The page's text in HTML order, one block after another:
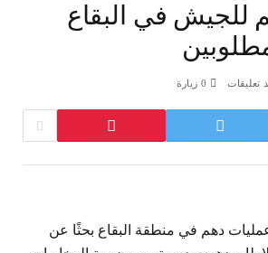
للجيش في البقاع
تعليقات 0 زيارة
دهم في منطقة البقاع بحثًا عن